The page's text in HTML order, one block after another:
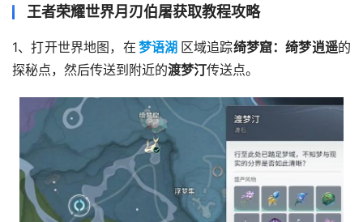
王者荣耀世界月刃伯屠获取教程攻略
1、打开世界地图，在 梦语湖 区域追踪绮梦窟：绮梦逍遥的
探秘点，然后传送到附近的渡梦汀传送点。